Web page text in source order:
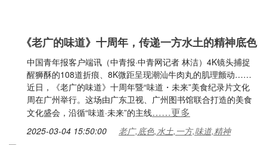
《老广的味道》十周年，传递一方水土的精神底色
中国青年报客户端讯（中青报·中青网记者 林洁）4K镜头捕捉
醒狮酥的108道折痕、8K微距呈现潮汕牛肉丸的肌理颤动……
近日，《老广的味道》十周年暨“味道・未来”美食纪录片文化
周在广州举行。这场由广东卫视、广州图书馆联合打造的美食
文化盛会，沿循“味道·未来”的主线……更多
2025-03-04 15:50:00 老广,底色,水土,一方,味道,精神